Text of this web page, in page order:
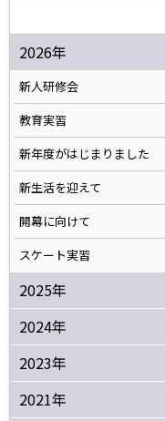
2026年
新人研修会
教育実習
新年度がはじまりました
新生活を迎えて
開幕に向けて
スケート実習
2025年
2024年
2023年
2021年